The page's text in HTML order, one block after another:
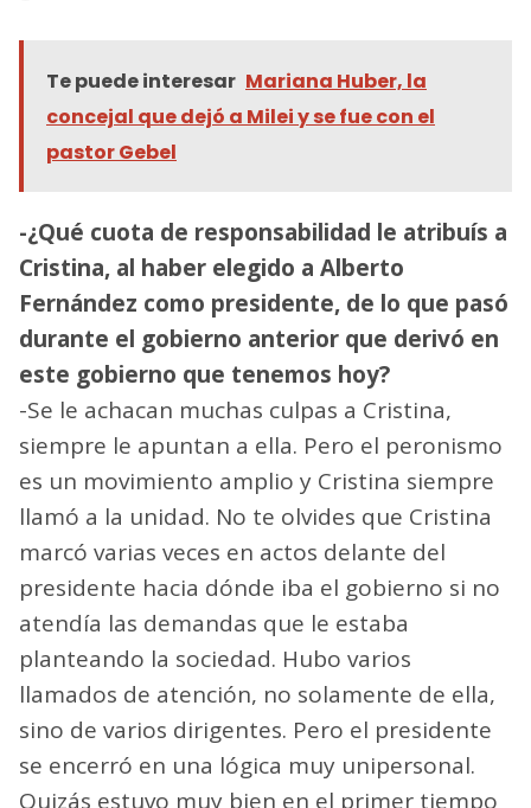
Te puede interesar Mariana Huber, la
concejal que dejó a Milei y se fue con el
pastor Gebel
-¿Qué cuota de responsabilidad le atribuís a
Cristina, al haber elegido a Alberto
Fernández como presidente, de lo que pasó
durante el gobierno anterior que derivó en
este gobierno que tenemos hoy?
-Se le achacan muchas culpas a Cristina,
siempre le apuntan a ella. Pero el peronismo
es un movimiento amplio y Cristina siempre
llamó a la unidad. No te olvides que Cristina
marcó varias veces en actos delante del
presidente hacia dónde iba el gobierno si no
atendía las demandas que le estaba
planteando la sociedad. Hubo varios
llamados de atención, no solamente de ella,
sino de varios dirigentes. Pero el presidente
se encerró en una lógica muy unipersonal.
Quizás estuvo muy bien en el primer tiempo